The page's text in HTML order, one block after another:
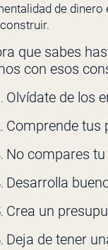
de
que sabes
con esos
Olvídate de los
Comprende tus
No compares
Desarrolla
Crea un
Deja de tener